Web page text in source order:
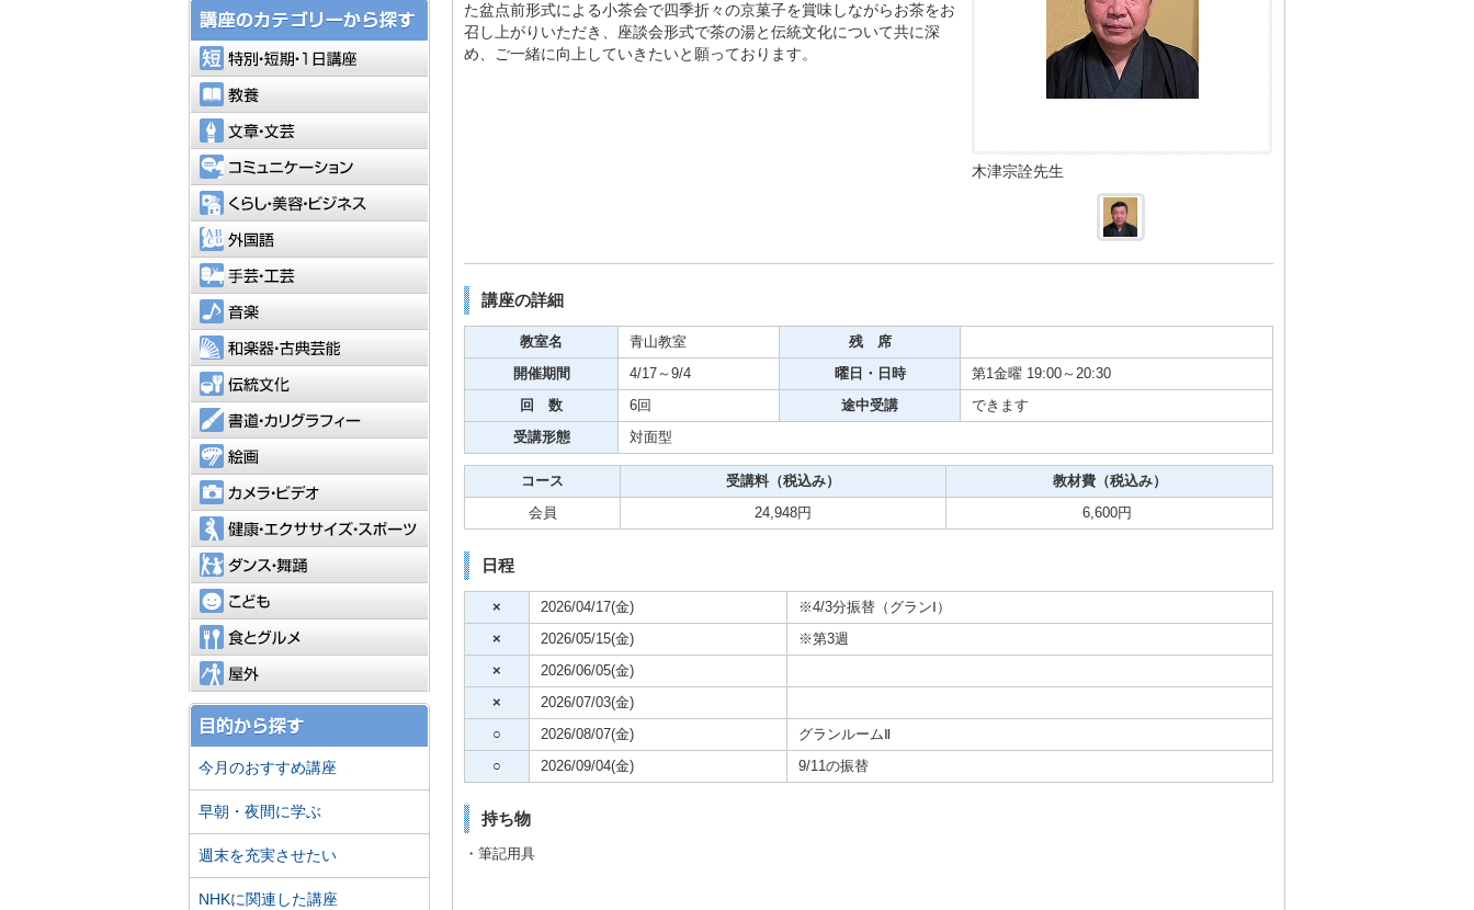
た盆点前形式による小茶会で四季折々の京菓子を賞味しながらお茶をお
召し上がりいただき、座談会形式で茶の湯と伝統文化について共に深
め、ご一緒に向上していきたいと願っております。
木津宗詮先生
講座の詳細
教室名 青山教室 残 席
開催期間 4/17～9/4 曜日・日時 第1金曜 19:00～20:30
回 数 6回 途中受講 できます
受講形態 対面型
コース 受講料（税込み） 教材費（税込み）
会員 24,948円 6,600円
日程
× 2026/04/17(金) ※4/3分振替（グランⅠ）
× 2026/05/15(金) ※第3週
× 2026/06/05(金)
× 2026/07/03(金)
○ 2026/08/07(金) グランルームⅡ
○ 2026/09/04(金) 9/11の振替
持ち物
・筆記用具
特別・短期・1日講座
手芸・工芸
和楽器・古典芸能
書道・カリグラフィー
カメラ・ビデオ
健康・エクササイズ・スポーツ
ダンス・舞踊
こども
今月のおすすめ講座
早朝・夜間に学ぶ
週末を充実させたい
NHKに関連した講座